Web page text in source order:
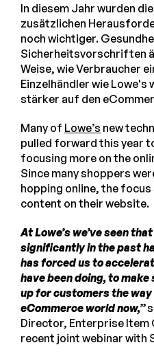
In diesem Jahr wurden
zusätzlichen
noch wichtiger.
Sicherheitsvorschriften
Weise, wie Verbraucher
Einzelhändler wie Lowe's
stärker auf den
Many of Lowe’s new
pulled forward this year
focusing more on the
Since many shoppers
hopping online, the
content on their website.
At Lowe’s we’ve seen
significantly in the past
has forced us to
have been doing, to
up for customers the way
eCommerce world now,”
Director, Enterprise Item
recent joint webinar with